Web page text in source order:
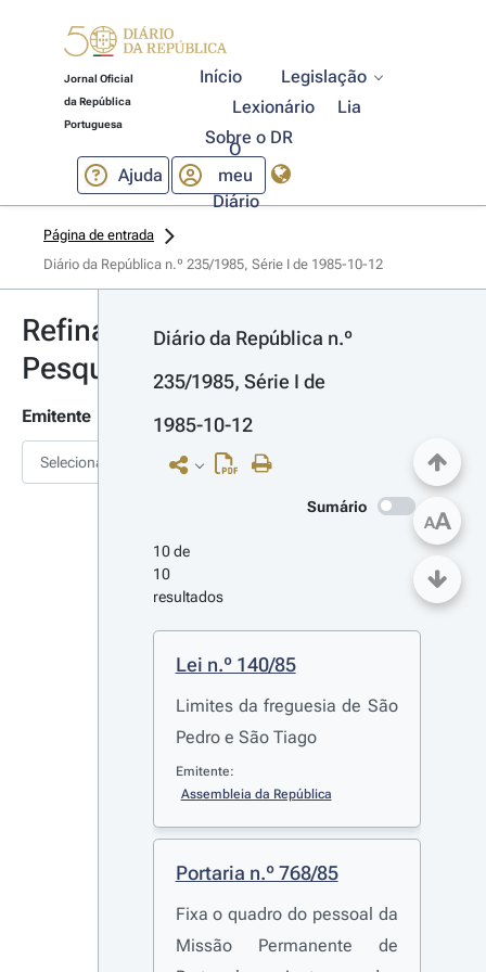
Jornal Oficial
da República
Portuguesa
Início
Legislação
Lexionário
Lia
Sobre o DR
Ajuda
O
meu
Diário
Página de entrada
Diário da República n.º 235/1985, Série I de 1985-10-12
Refinar
Pesquisa
Emitente
Selecionar
Diário da República n.º
235/1985, Série I de
1985-10-12
Sumário
10 de
10
resultados
Lei n.º 140/85
Limites da freguesia de São
Pedro e São Tiago
Emitente:
Assembleia da República
Portaria n.º 768/85
Fixa o quadro do pessoal da
Missão Permanente de
AA